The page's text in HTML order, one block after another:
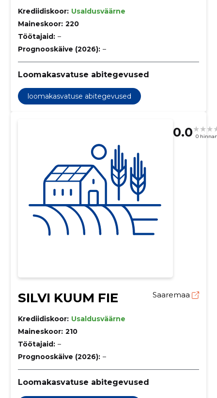
Krediidiskoor: Usaldusväärne
Maineskoor: 220
Töötajaid: –
Prognooskäive (2026): –
Loomakasvatuse abitegevused
loomakasvatuse abitegevused
0.0 0
SILVI KUUM FIE Saaremaa
Krediidiskoor: Usaldusväärne
Maineskoor: 210
Töötajaid: –
Prognooskäive (2026): –
Loomakasvatuse abitegevused